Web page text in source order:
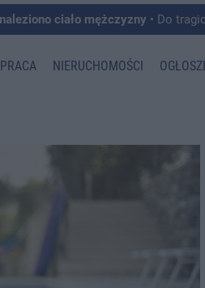
ciało mężczyzny • Do tragicznego
PRACA NIERUCHOMOŚCI